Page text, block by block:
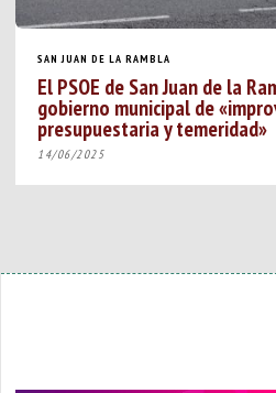
SAN JUAN DE LA RAMBLA
El PSOE de San Juan de la
gobierno municipal de
presupuestaria y temeridad»
14/06/2025